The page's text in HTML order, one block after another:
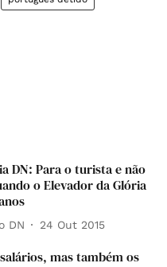
DN: Para o turista e não
o Elevador da Glória
DN 24 Out 2015
mas também os